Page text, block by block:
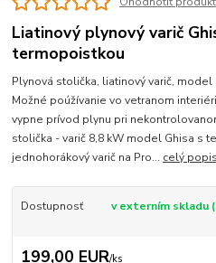
Liatinový plynový varič
termopoistkou
Plynová stolička, liatinový varič,
Možné poúžívanie vo vetranom
vypne prívod plynu pri
stolička - varič 8,8 kW model Ghisa s
jednohorákový varič na Pro... celý popis
Dostupnosť v externím skladu
199,00 EUR/ks